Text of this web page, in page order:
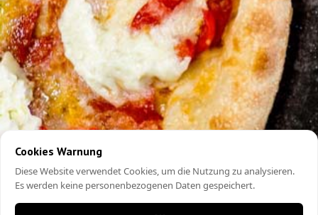
Cookies Warnung
Diese Website verwendet Cookies, um die Nutzung zu analysieren.
Es werden keine personenbezogenen Daten gespeichert.